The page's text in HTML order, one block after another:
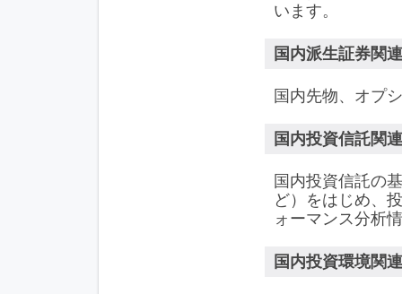
います。
国内派生証券関連
国内先物、オプ
国内投資信託関連
国内投資信託の
ど）をはじめ、
ォーマンス分析
国内投資環境関連